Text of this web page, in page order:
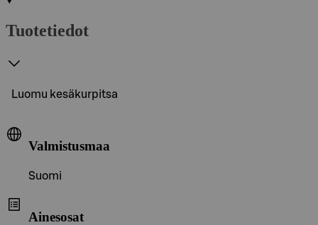
Tuotetiedot
Luomu kesäkurpitsa
Valmistusmaa
Suomi
Ainesosat